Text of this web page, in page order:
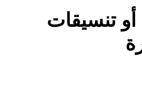
PowerUninstallقم بتحويل AVI إلى SWF أو تنسيقات